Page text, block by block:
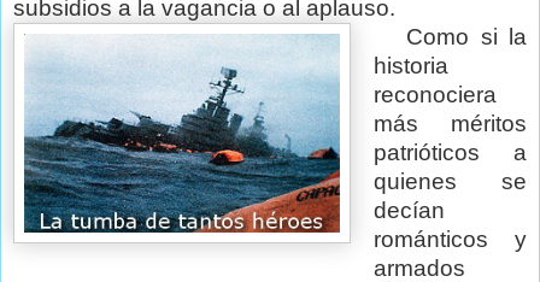
subsidios a la vagancia o al aplauso.
Como si la
historia
reconociera
más méritos
patrióticos a
quienes se
decían
románticos y
armados